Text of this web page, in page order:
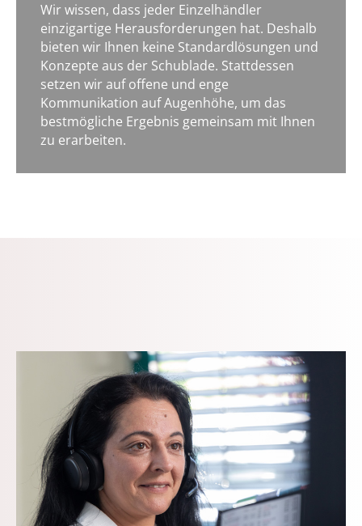
Wir wissen, dass jeder Einzelhändler
einzigartige Herausforderungen hat. Deshalb
bieten wir Ihnen keine Standardlösungen und
Konzepte aus der Schublade. Stattdessen
setzen wir auf offene und enge
Kommunikation auf Augenhöhe, um das
bestmögliche Ergebnis gemeinsam mit Ihnen
zu erarbeiten.